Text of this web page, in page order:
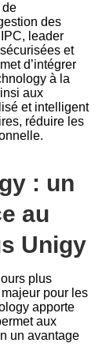
de
des
leader
et
d’intégrer
à la
aux
et intelligent
réduire les
: un
au
Unigy
plus
pour les
apporte
aux
un avantage